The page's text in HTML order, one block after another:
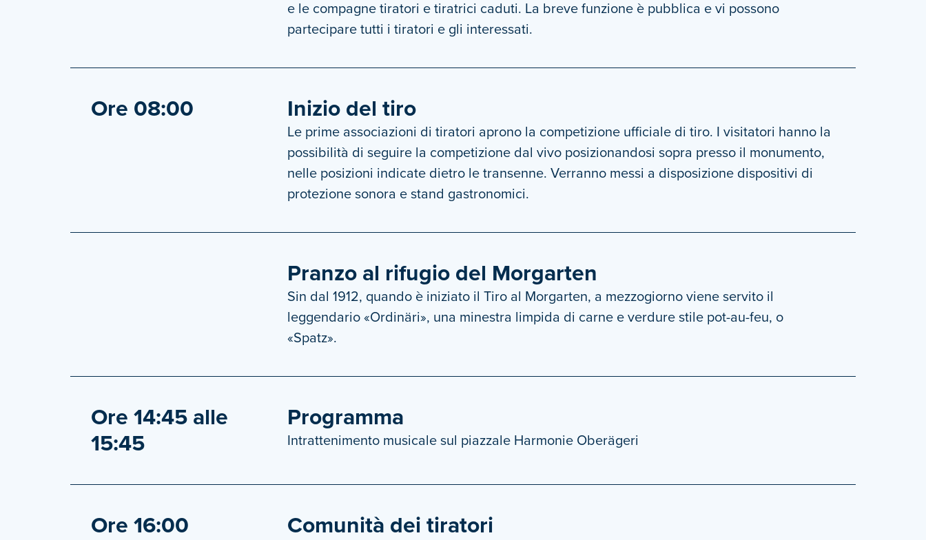
e le compagne tiratori e tiratrici caduti. La breve funzione è pubblica e vi possono
partecipare tutti i tiratori e gli interessati.
Ore 08:00 Inizio del tiro
Le prime associazioni di tiratori aprono la competizione ufficiale di tiro. I visitatori hanno la
possibilità di seguire la competizione dal vivo posizionandosi sopra presso il monumento,
nelle posizioni indicate dietro le transenne. Verranno messi a disposizione dispositivi di
protezione sonora e stand gastronomici.
Pranzo al rifugio del Morgarten
Sin dal 1912, quando è iniziato il Tiro al Morgarten, a mezzogiorno viene servito il
leggendario «Ordinäri», una minestra limpida di carne e verdure stile pot-au-feu, o
«Spatz».
Ore 14:45 alle
15:45
Programma
Intrattenimento musicale sul piazzale Harmonie Oberägeri
Ore 16:00 Comunità dei tiratori